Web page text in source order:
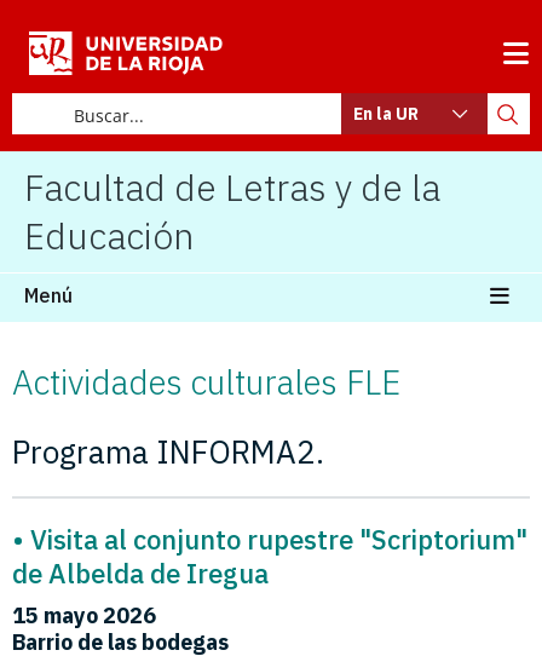
En la UR
Facultad de Letras y de la
Educación
Menú
Actividades culturales FLE
Programa INFORMA2.
• Visita al conjunto rupestre "Scriptorium"
de Albelda de Iregua
15 mayo 2026
Barrio de las bodegas